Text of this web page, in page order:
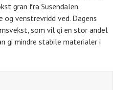
gran fra Susendalen.
venstrevridd ved. Dagens
som vil gi en stor andel
gi mindre stabile materialer i